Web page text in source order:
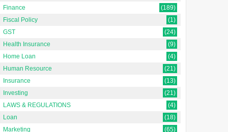
Finance
(189)
Fiscal Policy
(1)
GST
(24)
Health Insurance
(9)
Home Loan
(4)
Human Resource
(21)
Insurance
(13)
Investing
(21)
LAWS & REGULATIONS
(4)
Loan
(18)
Marketing
(65)